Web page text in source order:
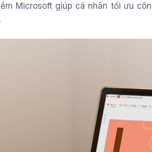
Microsoft giúp cá nhân tối ưu